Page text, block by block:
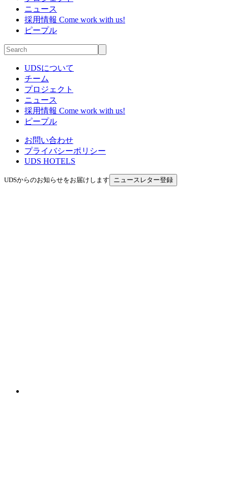
ニュース
採用情報 Come work with us!
ピープル
UDSについて
チーム
プロジェクト
ニュース
採用情報 Come work with us!
ピープル
お問い合わせ
プライバシーポリシー
UDS HOTELS
UDSからのお知らせをお届けします ニュースレター登録